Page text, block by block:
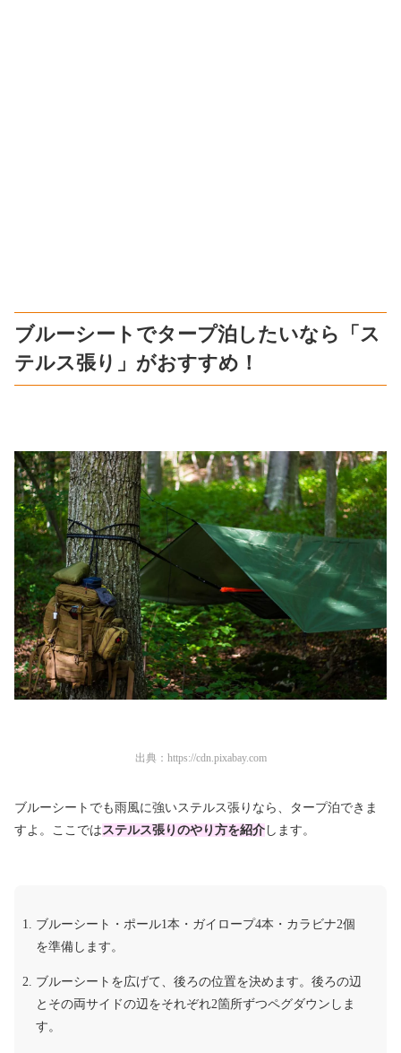
ブルーシートでタープ泊したいなら「ス
テルス張り」がおすすめ！
出典： https://cdn.pixabay.com
ブルーシートでも雨風に強いステルス張りなら、タープ泊できま
すよ。ここでは ステルス張りのやり方を紹介 します。
ブルーシート・ポール1本・ガイロープ4本・カラビナ2個
を準備します。
ブルーシートを広げて、後ろの位置を決めます。後ろの辺
とその両サイドの辺をそれぞれ2箇所ずつペグダウンしま
す。